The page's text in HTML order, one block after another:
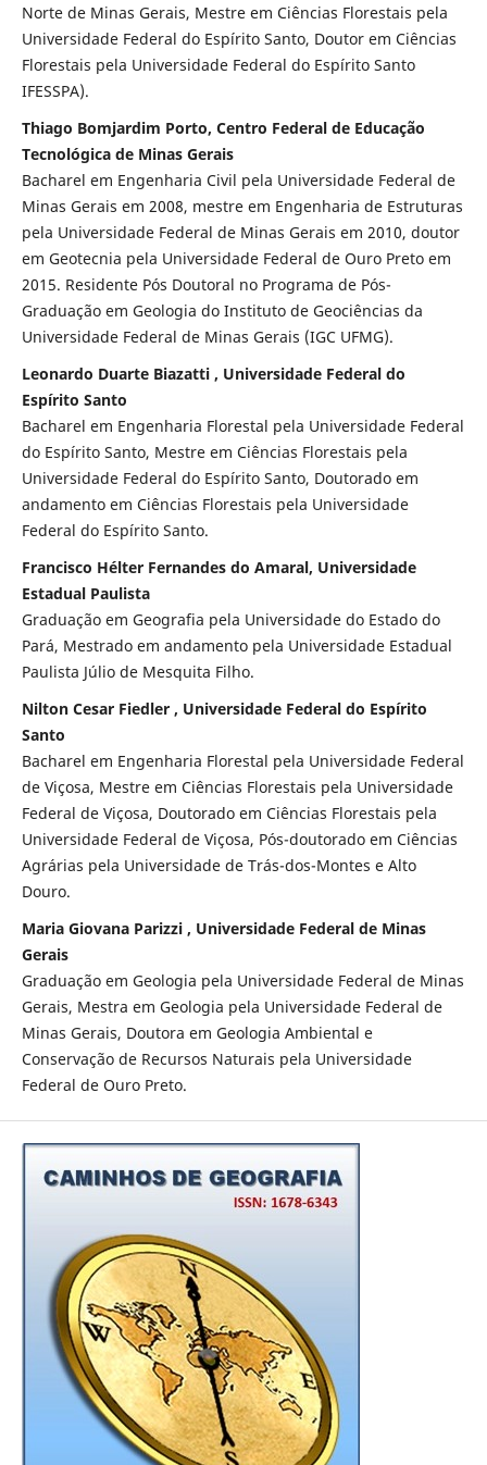
Norte de Minas Gerais, Mestre em Ciências Florestais pela
Universidade Federal do Espírito Santo, Doutor em Ciências
Florestais pela Universidade Federal do Espírito Santo
IFESSPA).
Thiago Bomjardim Porto, Centro Federal de Educação
Tecnológica de Minas Gerais
Bacharel em Engenharia Civil pela Universidade Federal de
Minas Gerais em 2008, mestre em Engenharia de Estruturas
pela Universidade Federal de Minas Gerais em 2010, doutor
em Geotecnia pela Universidade Federal de Ouro Preto em
2015. Residente Pós Doutoral no Programa de Pós-
Graduação em Geologia do Instituto de Geociências da
Universidade Federal de Minas Gerais (IGC UFMG).
Leonardo Duarte Biazatti , Universidade Federal do
Espírito Santo
Bacharel em Engenharia Florestal pela Universidade Federal
do Espírito Santo, Mestre em Ciências Florestais pela
Universidade Federal do Espírito Santo, Doutorado em
andamento em Ciências Florestais pela Universidade
Federal do Espírito Santo.
Francisco Hélter Fernandes do Amaral, Universidade
Estadual Paulista
Graduação em Geografia pela Universidade do Estado do
Pará, Mestrado em andamento pela Universidade Estadual
Paulista Júlio de Mesquita Filho.
Nilton Cesar Fiedler , Universidade Federal do Espírito
Santo
Bacharel em Engenharia Florestal pela Universidade Federal
de Viçosa, Mestre em Ciências Florestais pela Universidade
Federal de Viçosa, Doutorado em Ciências Florestais pela
Universidade Federal de Viçosa, Pós-doutorado em Ciências
Agrárias pela Universidade de Trás-dos-Montes e Alto
Douro.
Maria Giovana Parizzi , Universidade Federal de Minas
Gerais
Graduação em Geologia pela Universidade Federal de Minas
Gerais, Mestra em Geologia pela Universidade Federal de
Minas Gerais, Doutora em Geologia Ambiental e
Conservação de Recursos Naturais pela Universidade
Federal de Ouro Preto.